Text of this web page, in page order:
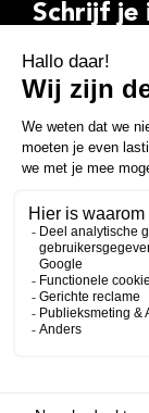
Schrijf je
E-
Inschrijven
Facebook
Copyright 2026